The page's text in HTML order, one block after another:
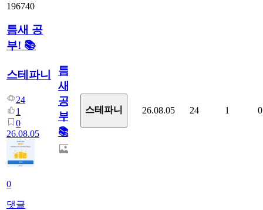
196740
틈새 공
부! 📚
스테파니
24
1
0
26.08.05
0
댓글
틈
새
공
부!
📚
스테파니 26.08.05 24 1 0